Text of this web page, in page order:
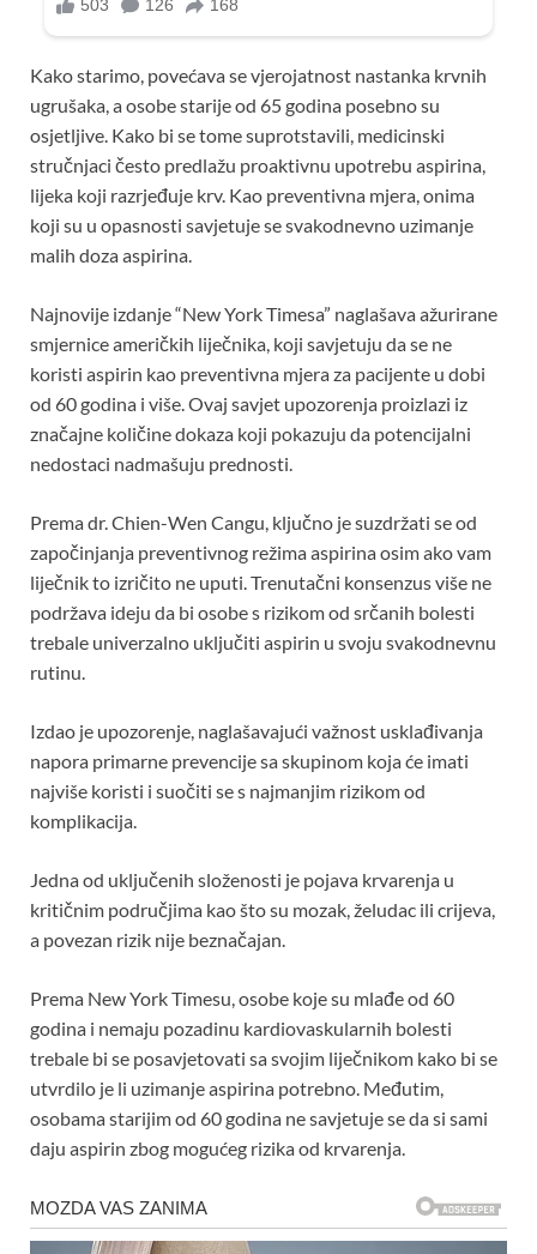
Kako starimo, povećava se vjerojatnost nastanka krvnih
ugrušaka, a osobe starije od 65 godina posebno su
osjetljive. Kako bi se tome suprotstavili, medicinski
stručnjaci često predlažu proaktivnu upotrebu aspirina,
lijeka koji razrjeđuje krv. Kao preventivna mjera, onima
koji su u opasnosti savjetuje se svakodnevno uzimanje
malih doza aspirina.
Najnovije izdanje “New York Timesa” naglašava ažurirane
smjernice američkih liječnika, koji savjetuju da se ne
koristi aspirin kao preventivna mjera za pacijente u dobi
od 60 godina i više. Ovaj savjet upozorenja proizlazi iz
značajne količine dokaza koji pokazuju da potencijalni
nedostaci nadmašuju prednosti.
Prema dr. Chien-Wen Cangu, ključno je suzdržati se od
započinjanja preventivnog režima aspirina osim ako vam
liječnik to izričito ne uputi. Trenutačni konsenzus više ne
podržava ideju da bi osobe s rizikom od srčanih bolesti
trebale univerzalno uključiti aspirin u svoju svakodnevnu
rutinu.
Izdao je upozorenje, naglašavajući važnost usklađivanja
napora primarne prevencije sa skupinom koja će imati
najviše koristi i suočiti se s najmanjim rizikom od
komplikacija.
Jedna od uključenih složenosti je pojava krvarenja u
kritičnim područjima kao što su mozak, želudac ili crijeva,
a povezan rizik nije beznačajan.
Prema New York Timesu, osobe koje su mlađe od 60
godina i nemaju pozadinu kardiovaskularnih bolesti
trebale bi se posavjetovati sa svojim liječnikom kako bi se
utvrdilo je li uzimanje aspirina potrebno. Međutim,
osobama starijim od 60 godina ne savjetuje se da si sami
daju aspirin zbog mogućeg rizika od krvarenja.